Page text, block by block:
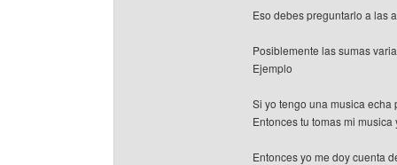
Eso debes preguntarlo a las
Posiblemente las sumas
Ejemplo
Si yo tengo una musica
Entonces tu tomas mi
Entonces yo me doy cuenta